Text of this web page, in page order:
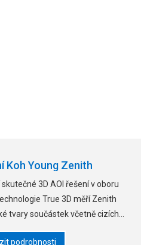
Koh Young Zenith
3D AOI řešení v oboru
True 3D měří Zenith
tvary součástek včetně cizích
podrobnosti